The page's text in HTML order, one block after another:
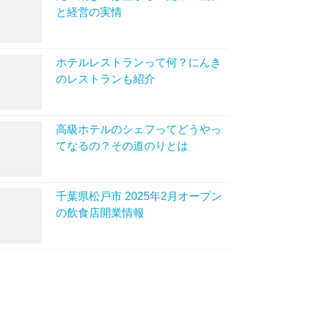
と経営の実情
ホテルレストランって何？にんき
のレストランも紹介
高級ホテルのシェフってどうやっ
てなるの？その道のりとは
千葉県松戸市 2025年2月オープン
の飲食店開業情報